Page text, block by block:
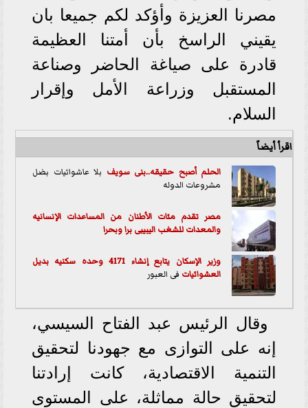
مصرنا العزيزة وأؤكد لكم جميعا بان
يقيني الراسخ بأن أمتنا العظيمة
قادرة على صياغة الحاضر وصناعة
المستقبل وزراعة الأمل وإقرار
السلام.
اقرأ أيضاً
الحلم أصبح حقيقه..بنى سويف بلا عاشوائيات بضل
مشروعات الدوله
مصر تقدم مئات الأطنان من المساعدات الإنسانيه
والمعدات للشغب اليبيبى برا وبحرا
وزير الإسكان يتابع إنشاء 4171 وحده سكنيه بديل
العشوائيات فى العبور
وقال الرئيس عبد الفتاح السيسي،
إنه على التوازى مع جهودنا لتحقيق
التنمية الاقتصادية، كانت إرادتنا
لتحقيق حالة مماثلة، على المستوى